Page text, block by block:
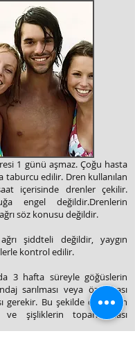
1 günü aşmaz. Çoğu hasta
taburcu edilir. Dren kullanılan
içerisinde drenler çekilir.
engel değildir.Drenlerin
söz konusu değildir.
şiddteli değildir, yaygın
kontrol edilir.
3 hafta süreyle göğüslerin
sarılması veya özel bası
gerekir. Bu şekilde dokuların
ve şişliklerin toparlanması